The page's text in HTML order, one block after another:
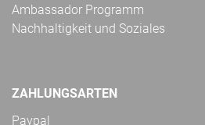
Ambassador Programm
Nachhaltigkeit und Soziales
ZAHLUNGSARTEN
Paypal